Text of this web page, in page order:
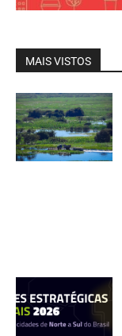
MAIS VISTOS